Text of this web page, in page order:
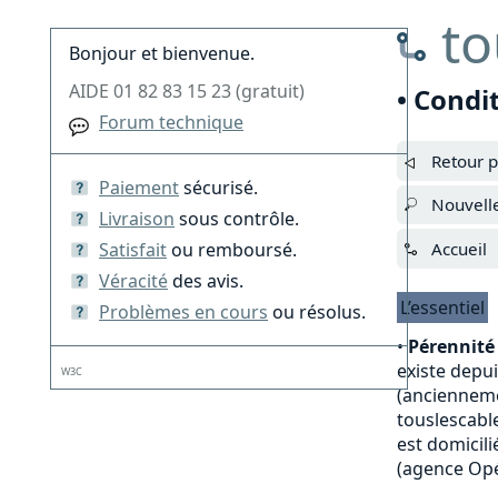
•
Retour
Accueil
L’essentiel
•
existe
est
(agence
Bonjour et bienvenue.
AIDE 01 82 83 15 23 (gratuit)
Forum technique
Paiementsécurisé.
Livraison sous contrôle.
Satisfaitou remboursé.
Véracitédes avis.
Problèmes en cours ou résolus.
W3C